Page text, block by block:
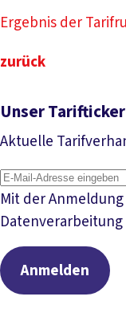
Ergebnis der
zurück
Unser
Aktuelle
Mit der
Anmelden